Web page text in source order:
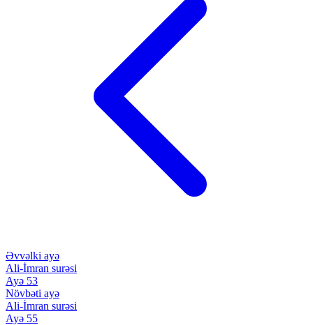
Əvvəlki ayə
Ali-İmran surəsi
Ayə 53
Növbəti ayə
Ali-İmran surəsi
Ayə 55